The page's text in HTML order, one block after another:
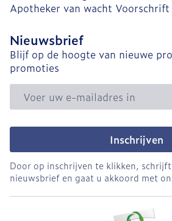
Apotheker van wacht Voorschrift
Nieuwsbrief
Blijf op de hoogte van nieuwe
promoties
E-mail adres
Inschrijven
Door op inschrijven te klikken,
nieuwsbrief en gaat u akkoord met